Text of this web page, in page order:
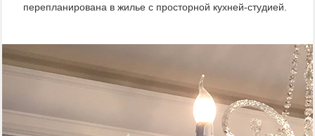
перепланирована в жилье с просторной кухней-студией.